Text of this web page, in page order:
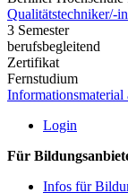
Qualitätstechniker/-in
3 Semester
berufsbegleitend
Zertifikat
Fernstudium
Informationsmaterial
Login
Für
Infos für